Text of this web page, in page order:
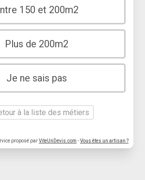
150 et 200m2
Plus de 200m2
Je ne sais pas
à la liste des métiers
proposé parViteUnDevis.com -Vous êtes un artisan ?